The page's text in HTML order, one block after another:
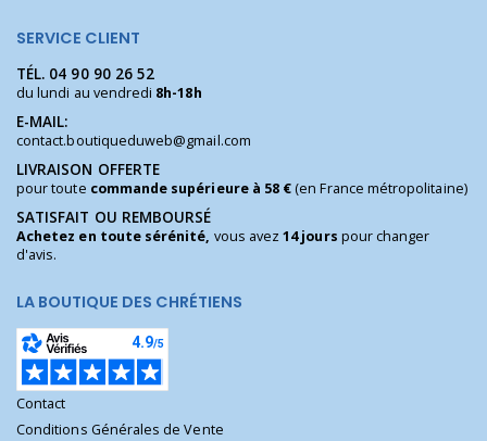
SERVICE CLIENT
TÉL. 04 90 90 26 52
du lundi au vendredi 8h-18h
E-MAIL:
contact.boutiqueduweb@gmail.com
LIVRAISON OFFERTE
pour toute commande supérieure à 58 €(en France métropolitaine)
SATISFAIT OU REMBOURSÉ
Achetez en toute sérénité, vous avez14 jours pour changer
d'avis.
LA BOUTIQUE DES CHRÉTIENS
Contact
Conditions Générales de Vente